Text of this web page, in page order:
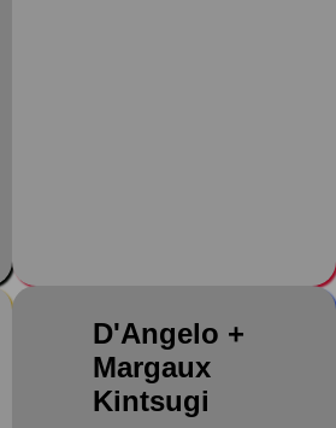
D'Angelo +
Margaux
Kintsugi